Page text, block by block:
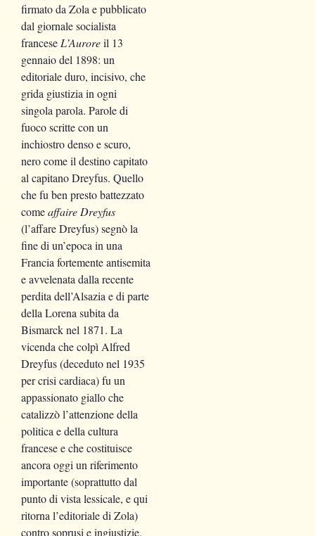
firmato da Zola e pubblicato
dal giornale socialista
francese L’Auroreil 13
gennaio del 1898: un
editoriale duro, incisivo, che
grida giustizia in ogni
singola parola. Parole di
fuoco scritte con un
inchiostro denso e scuro,
nero come il destino capitato
al capitano Dreyfus. Quello
che fu ben presto battezzato
comeaffaire Dreyfus
(l’affare Dreyfus) segnò la
fine di un’epoca in una
Francia fortemente antisemita
e avvelenata dalla recente
perdita dell’Alsazia e di parte
della Lorena subita da
Bismarck nel 1871. La
vicenda che colpì Alfred
Dreyfus (deceduto nel 1935
per crisi cardiaca) fu un
appassionato giallo che
catalizzò l’attenzione della
politica e della cultura
francese e che costituisce
ancora oggi un riferimento
importante (soprattutto dal
punto di vista lessicale, e qui
ritorna l’editoriale di Zola)
contro soprusi e ingiustizie.